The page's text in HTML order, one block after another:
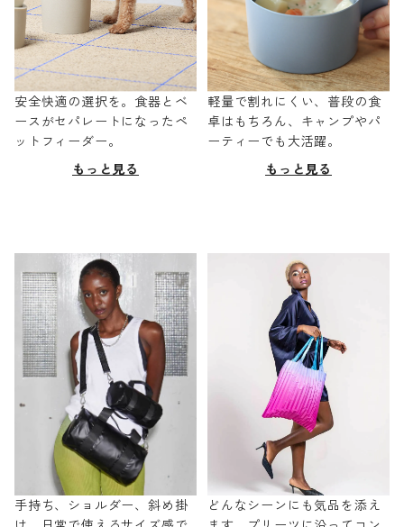
安全快適の選択を。食器とベ
ースがセパレートになったペ
ットフィーダー。
もっと見る
軽量で割れにくい、普段の食
卓はもちろん、キャンプやパ
ーティーでも大活躍。
もっと見る
手持ち、ショルダー、斜め掛
どんなシーンにも気品を添え